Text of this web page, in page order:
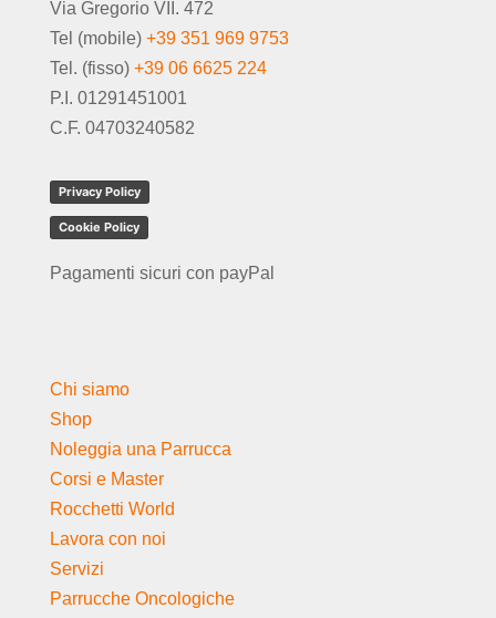
Via Gregorio VII. 472
Tel (mobile) +39 351 969 9753
Tel. (fisso) +39 06 6625 224
P.I. 01291451001
C.F. 04703240582
Privacy Policy
Cookie Policy
Pagamenti sicuri con payPal
Chi siamo
Shop
Noleggia una Parrucca
Corsi e Master
Rocchetti World
Lavora con noi
Servizi
Parrucche Oncologiche